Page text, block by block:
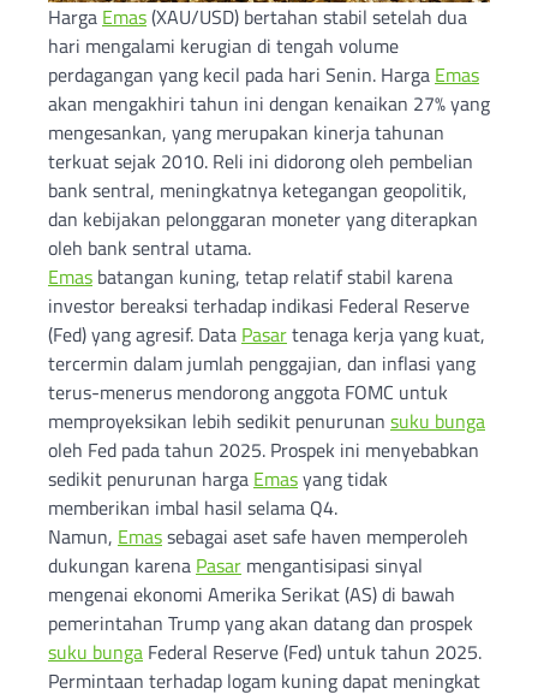
Harga Emas(XAU/USD) bertahan stabil setelah dua
hari mengalami kerugian di tengah volume
perdagangan yang kecil pada hari Senin. Harga Emas
akan mengakhiri tahun ini dengan kenaikan 27% yang
mengesankan, yang merupakan kinerja tahunan
terkuat sejak 2010. Reli ini didorong oleh pembelian
bank sentral, meningkatnya ketegangan geopolitik,
dan kebijakan pelonggaran moneter yang diterapkan
oleh bank sentral utama.
Emas batangan kuning, tetap relatif stabil karena
investor bereaksi terhadap indikasi Federal Reserve
(Fed) yang agresif. Data Pasartenaga kerja yang kuat,
tercermin dalam jumlah penggajian, dan inflasi yang
terus-menerus mendorong anggota FOMC untuk
memproyeksikan lebih sedikit penurunan suku bunga
oleh Fed pada tahun 2025. Prospek ini menyebabkan
sedikit penurunan harga Emasyang tidak
memberikan imbal hasil selama Q4.
Namun, Emassebagai aset safe haven memperoleh
dukungan karena Pasar mengantisipasi sinyal
mengenai ekonomi Amerika Serikat (AS) di bawah
pemerintahan Trump yang akan datang dan prospek
suku bunga Federal Reserve (Fed) untuk tahun 2025.
Permintaan terhadap logam kuning dapat meningkat